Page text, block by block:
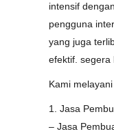
intensif
pengguna
yang juga
efektif. segera
Kami
1. Jasa
– Jasa